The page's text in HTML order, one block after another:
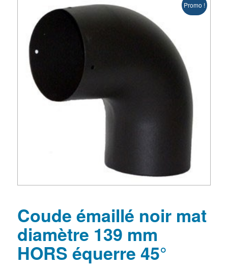
Promo !
Coude émaillé noir mat
diamètre 139 mm
HORS équerre 45°